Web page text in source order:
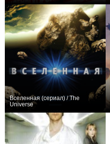
Вселенная (сериал) / The
Universe